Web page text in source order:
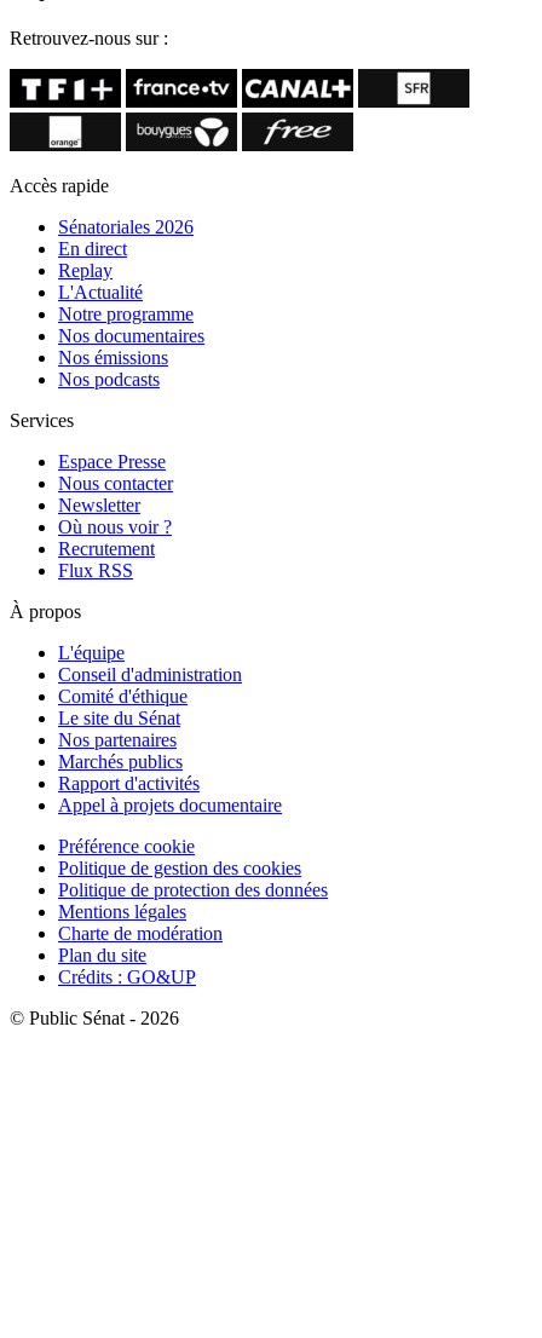
Retrouvez-nous sur :
Accès rapide
Sénatoriales 2026
En direct
Replay
L'Actualité
Notre programme
Nos documentaires
Nos émissions
Nos podcasts
Services
Espace Presse
Nous contacter
Newsletter
Où nous voir ?
Recrutement
Flux RSS
À propos
L'équipe
Conseil d'administration
Comité d'éthique
Le site du Sénat
Nos partenaires
Marchés publics
Rapport d'activités
Appel à projets documentaire
Préférence cookie
Politique de gestion des cookies
Politique de protection des données
Mentions légales
Charte de modération
Plan du site
Crédits : GO&UP
© Public Sénat - 2026